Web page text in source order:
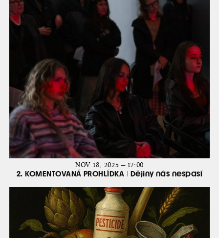
NOV 18, 2025 — 17:00
2. KOMENTOVANÁ PROHLÍDKA | Dějiny nás nespasí